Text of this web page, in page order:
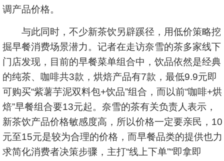
调产品价格。
与此同时，不少新茶饮另辟蹊径，用低价策略挖
掘早餐消费场景潜力。记者在走访奈雪的茶多家线下
门店发现，目前的早餐菜单组合中，饮品依然是经典
的纯茶、咖啡共3款，烘焙产品有7款，最低9.9元即
可购买“紫薯芋泥双料包+饮品”组合，而以前“咖啡+烘
焙”早餐组合要13元起。奈雪的茶有关负责人表示，
新茶饮产品价格敏感度高，所以价格一定要亲民，10
元至15元是较为合理的价格，而早餐品类的提供也力
求简化消费者决策步骤，主打“线上下单”“即拿即